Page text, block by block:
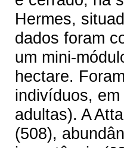
Hermes,
dados foram
um mini-
hectare.
indivíduos,
adultas). A
(508),